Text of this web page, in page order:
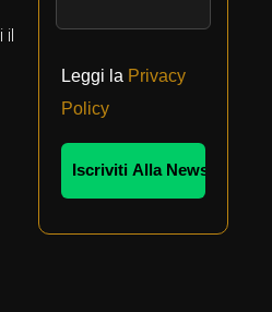
il
Leggi la Privacy
Policy